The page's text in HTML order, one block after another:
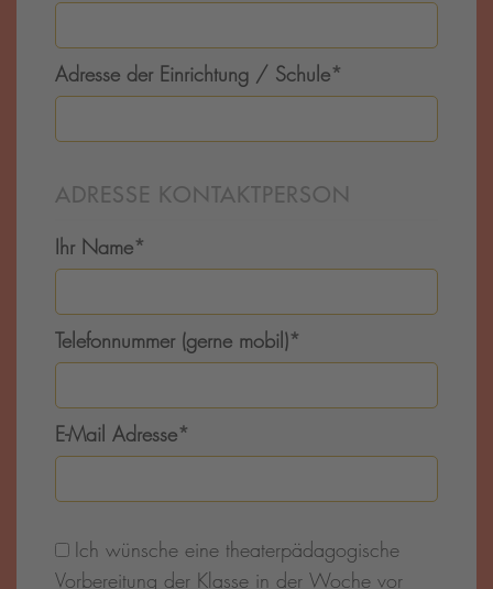
Adresse der Einrichtung / Schule*
ADRESSE KONTAKTPERSON
Ihr Name*
Telefonnummer (gerne mobil)*
E-Mail Adresse*
Ich wünsche eine theaterpädagogische
Vorbereitung der Klasse in der Woche vor